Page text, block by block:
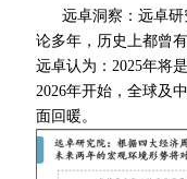
远卓洞察：远卓
论多年，历史上都曾
远卓认为：2025年将
2026年开始，全球及
面回暖。